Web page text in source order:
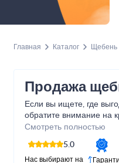
Главная Каталог Щебень
Продажа
Если вы ищете, где
обратите внимание на
строительных
Мы реализуем щебень
известняковый
розницу напрямую из
Смотреть полностью
5.0
Нас выбирают на